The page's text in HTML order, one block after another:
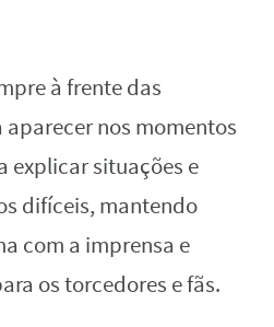
à frente das
aparecer nos momentos
explicar situações e
difíceis, mantendo
com a imprensa e
os torcedores e fãs.